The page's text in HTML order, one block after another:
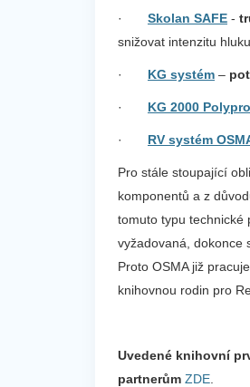
· Skolan SAFE -
snižovat intenzitu hluku
· KG systém –
· KG 2000
· RV systém
Pro stále stoupající
komponentů a z
tomuto typu technické
vyžadovaná, dokonce
Proto OSMA již
knihovnou rodin pro
Uvedené knihovní
partnerům ZDE